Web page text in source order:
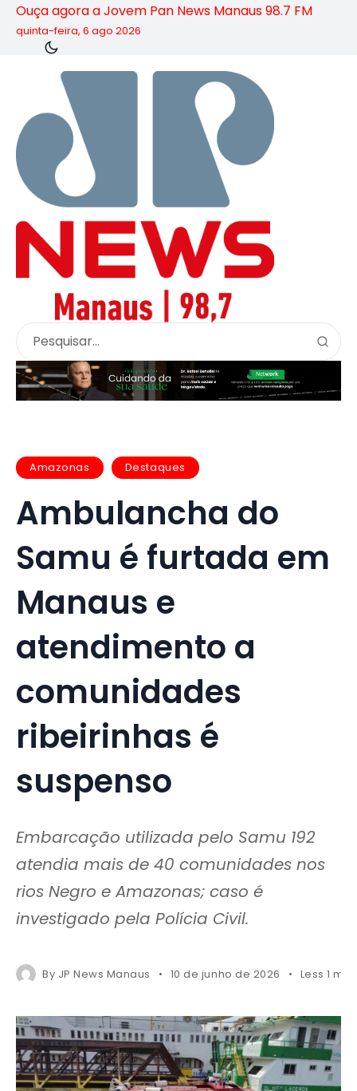
Ouça agora a Jovem Pan News Manaus 98.7 FM
quinta-feira, 6 ago 2026
Amazonas Destaques
Ambulancha do
Samu é furtada em
Manaus e
atendimento a
comunidades
ribeirinhas é
suspenso
Embarcação utilizada pelo Samu 192
atendia mais de 40 comunidades nos
rios Negro e Amazonas; caso é
investigado pela Polícia Civil.
By JP News Manaus 10 de junho de 2026 Less 1